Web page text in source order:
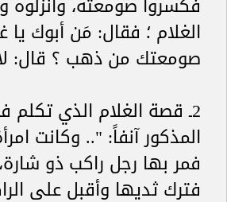
الغلام ؛ فقال: مَن أبوك يا
صومعتك من ذهب ؟ قال:
2ـ قصة الغلام الذي
المذكور آنفاً: ".. وكانت
فمر بها رجل راكب ذو
فترك ثديها وأقبل على